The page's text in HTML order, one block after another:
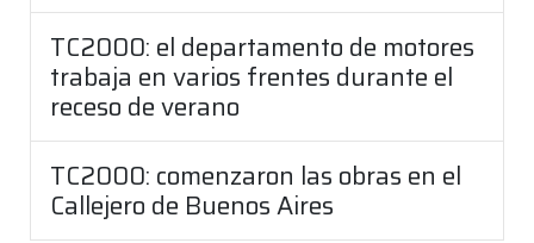
TC2000: el departamento de motores
trabaja en varios frentes durante el
receso de verano
TC2000: comenzaron las obras en el
Callejero de Buenos Aires